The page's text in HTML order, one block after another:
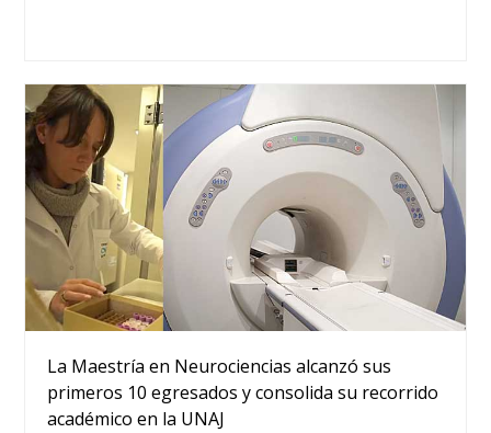
La Maestría en Neurociencias alcanzó sus
primeros 10 egresados y consolida su recorrido
académico en la UNAJ